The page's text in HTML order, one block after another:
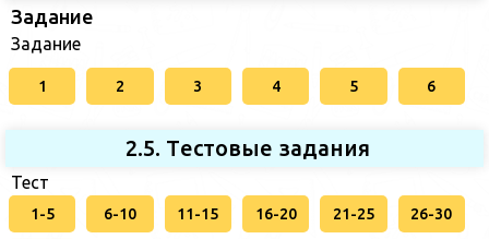
Задание
Задание
1 2 3 4 5 6
2.5. Tестовые задания
Тест
1-5 6-10 11-15 16-20 21-25 26-30